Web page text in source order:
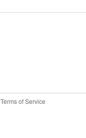
Terms of Service